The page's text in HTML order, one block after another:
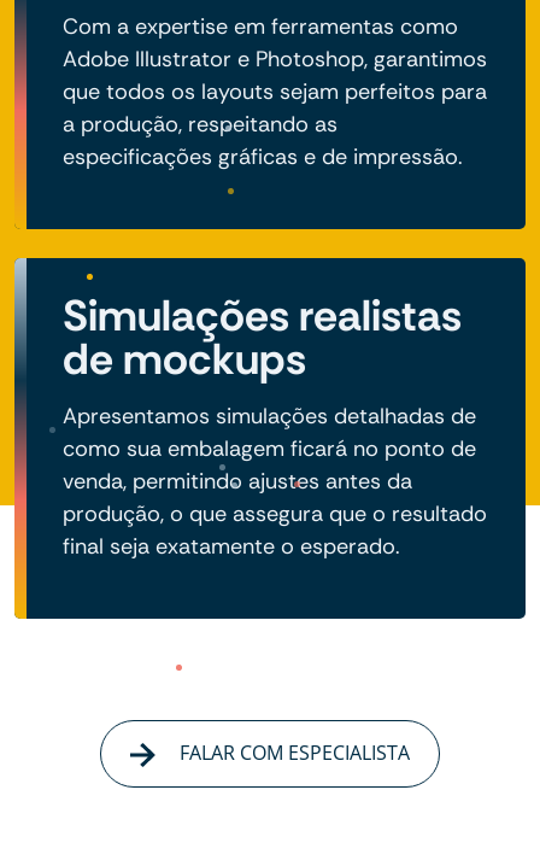
Com a expertise em ferramentas como
Adobe Illustrator e Photoshop, garantimos
que todos os layouts sejam perfeitos para
a produção, respeitando as
especificações gráficas e de impressão.
Simulações realistas
de mockups
Apresentamos simulações detalhadas de
como sua embalagem ficará no ponto de
venda, permitindo ajustes antes da
produção, o que assegura que o resultado
final seja exatamente o esperado.
FALAR COM ESPECIALISTA